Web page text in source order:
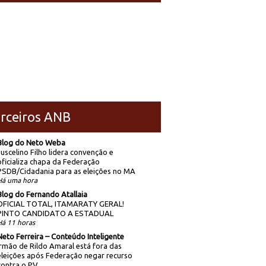
ANB
do Neto Weba
Filho lidera convenção e
chapa da Federação
Cidadania para as eleições no MA
uma hora
do Fernando Atallaia
TOTAL, ITAMARATY GERAL!
CANDIDATO A ESTADUAL
11 horas
Ferreira – Conteúdo Inteligente
de Rildo Amaral está fora das
após Federação negar recurso